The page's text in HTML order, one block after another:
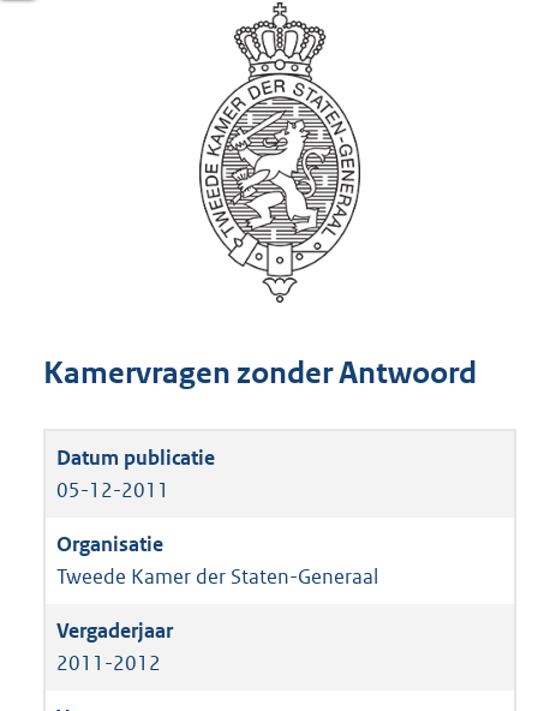
Kamervragen zonder Antwoord
05-12-2011
Tweede Kamer der Staten-Generaal
2011-2012